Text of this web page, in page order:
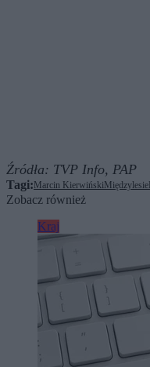
Źródła: TVP Info, PAP
Tagi: Marcin KierwińskiMiędzylesie
Zobacz również
Kraj